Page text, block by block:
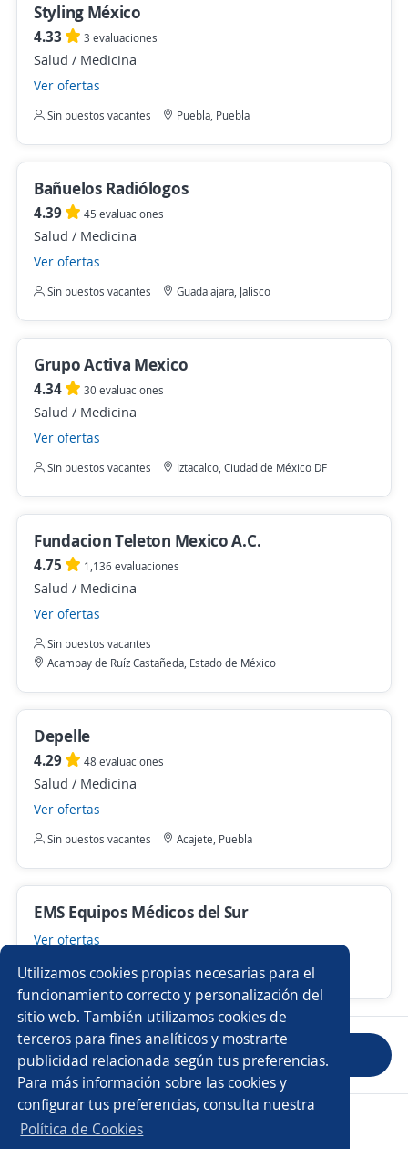
Utilizamos cookies propias necesarias para el
funcionamiento correcto y personalización del
sitio web. También utilizamos cookies de
terceros para fines analíticos y mostrarte
publicidad relacionada según tus preferencias.
Para más información sobre las cookies y
configurar tus preferencias, consulta nuestra
Política de Cookies
Styling México
4.33 3 evaluaciones
Salud / Medicina
Ver ofertas
Sin puestos vacantes Puebla, Puebla
Bañuelos Radiólogos
4.39 45 evaluaciones
Salud / Medicina
Ver ofertas
Sin puestos vacantes Guadalajara, Jalisco
Grupo Activa Mexico
4.34 30 evaluaciones
Salud / Medicina
Ver ofertas
Sin puestos vacantes Iztacalco, Ciudad de México DF
Fundacion Teleton Mexico A.C.
4.75 1,136 evaluaciones
Salud / Medicina
Ver ofertas
Sin puestos vacantes
Acambay de Ruíz Castañeda, Estado de México
Depelle
4.29 48 evaluaciones
Salud / Medicina
Ver ofertas
Sin puestos vacantes Acajete, Puebla
EMS Equipos Médicos del Sur
Ver ofertas
1 puesto vacante Chiapas
Anterior Siguiente
Copyright 2014 - 2026 DGNET LTD.
Aviso legal